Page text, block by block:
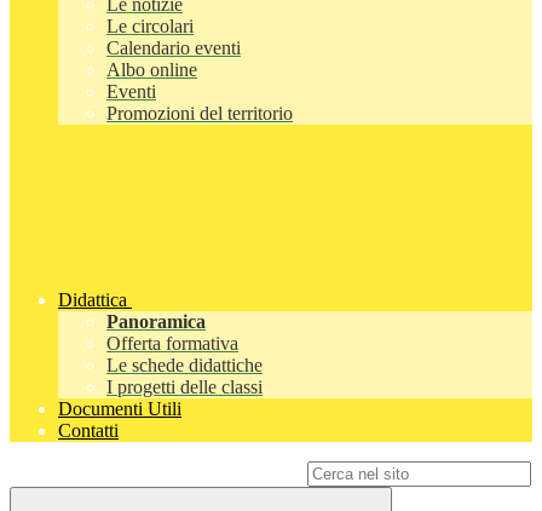
Le notizie
Le circolari
Calendario eventi
Albo online
Eventi
Promozioni del territorio
Didattica
Panoramica
Offerta formativa
Le schede didattiche
I progetti delle classi
Documenti Utili
Contatti